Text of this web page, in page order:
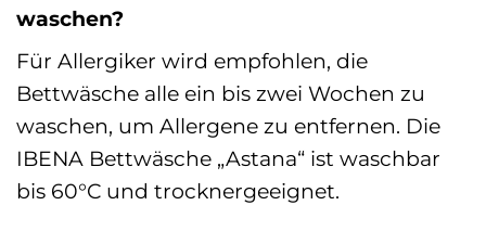
waschen?
Für Allergiker wird empfohlen, die
Bettwäsche alle ein bis zwei Wochen zu
waschen, um Allergene zu entfernen. Die
IBENA Bettwäsche „Astana“ ist waschbar
bis 60°C und trocknergeeignet.